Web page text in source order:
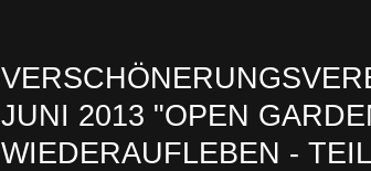
JUNI 2013 "OPEN
WIEDERAUFLEBEN -